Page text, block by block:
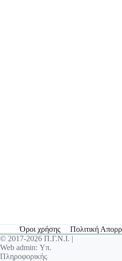
Όροι χρήσης Πολιτική
© 2017-2026 Π.Γ.Ν.Ι. |
Web admin: Υπ.
Πληροφορικής